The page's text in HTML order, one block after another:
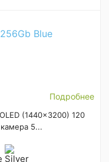
Подробнее
(1440x3200) 120
5...